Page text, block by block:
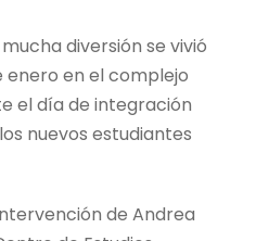
diversión se vivió
enero en el complejo
el día de integración
nuevos estudiantes
de Andrea